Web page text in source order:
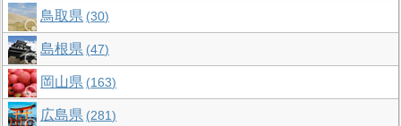
鳥取県 30
島根県 47
岡山県 163
広島県 281